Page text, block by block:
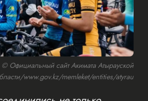
© Официальный сайт Акимата Атырауской
www.gov.kz/memleket/entities/atyrau